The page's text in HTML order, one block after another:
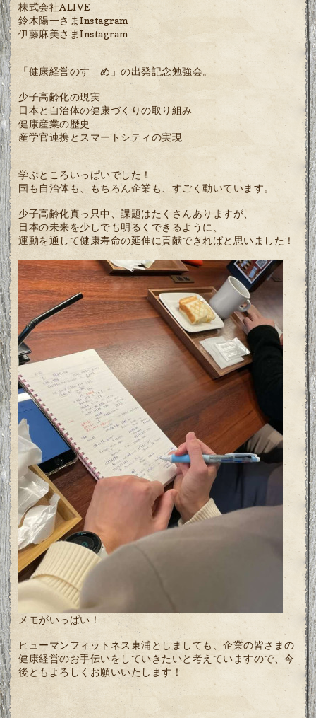
株式会社ALIVE
鈴木陽一さまInstagram
伊藤麻美さまInstagram
「健康経営のすゝめ」の出発記念勉強会。
少子高齢化の現実
日本と自治体の健康づくりの取り組み
健康産業の歴史
産学官連携とスマートシティの実現
……
学ぶところいっぱいでした！
国も自治体も、もちろん企業も、すごく動いています。
少子高齢化真っ只中、課題はたくさんありますが、
日本の未来を少しでも明るくできるように、
運動を通して健康寿命の延伸に貢献できればと思いました！
メモがいっぱい！
ヒューマンフィットネス東浦としましても、企業の皆さまの
健康経営のお手伝いをしていきたいと考えていますので、今
後ともよろしくお願いいたします！